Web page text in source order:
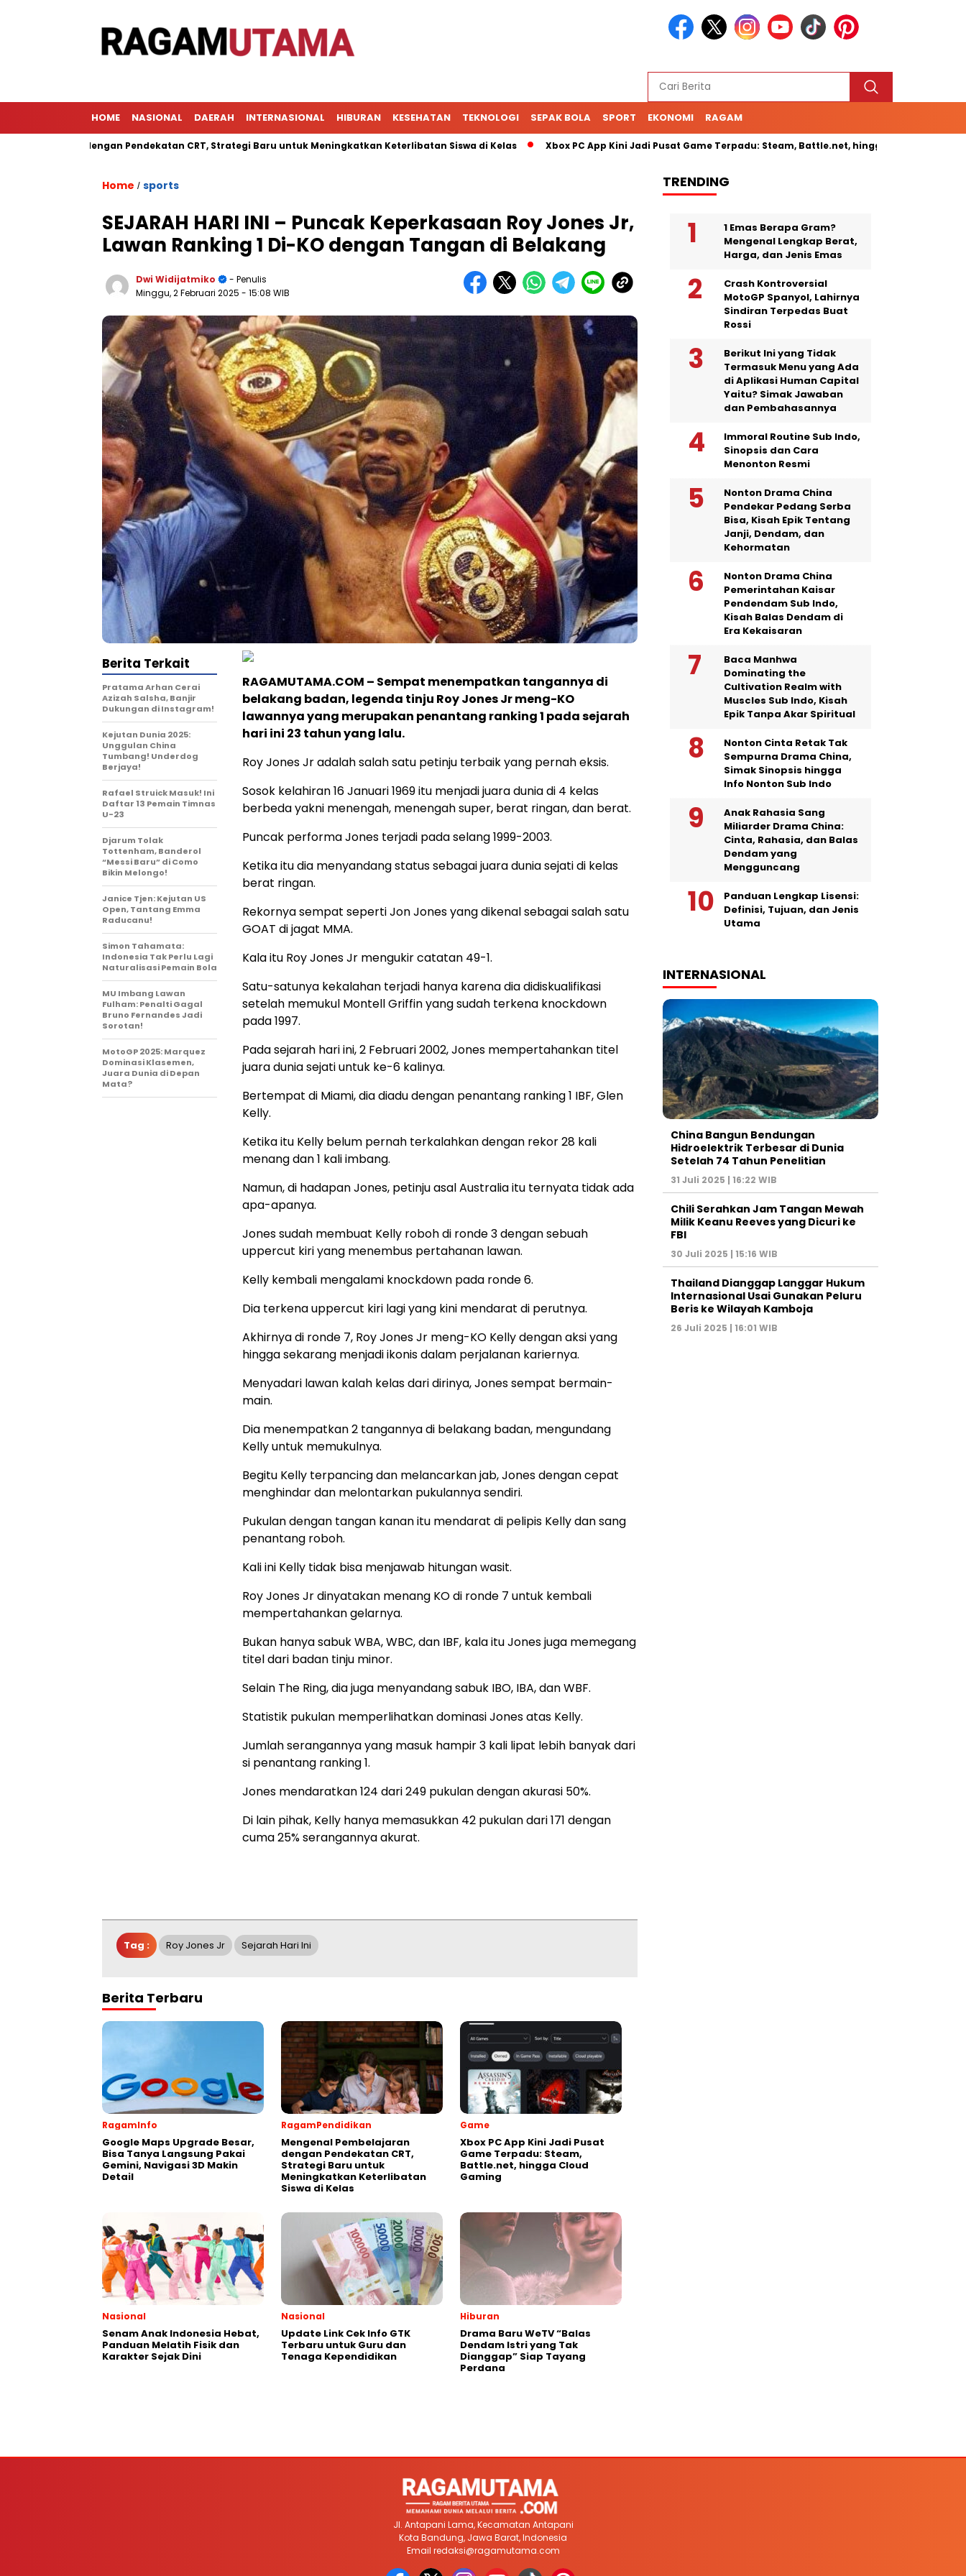
HOME NASIONAL DAERAH INTERNASIONAL HIBURAN KESEHATAN TEKNOLOGI SEPAK BOLA SPORT EKONOMI RAGAM
dengan Pendekatan CRT, Strategi Baru untuk Meningkatkan Keterlibatan Siswa di Kelas Xbox PC App Kini Jadi Pusat Game Terpadu: Steam, Battle.net, hingga Cloud Gaming
Home / sports
SEJARAH HARI INI – Puncak Keperkasaan Roy Jones Jr,
Lawan Ranking 1 Di-KO dengan Tangan di Belakang
Dwi Widijatmiko
- Penulis
Minggu, 2 Februari 2025 - 15:08 WIB
RAGAMUTAMA.COM – Sempat menempatkan tangannya di
belakang badan, legenda tinju Roy Jones Jr meng-KO
lawannya yang merupakan penantang ranking 1 pada sejarah
hari ini 23 tahun yang lalu.
Roy Jones Jr adalah salah satu petinju terbaik yang pernah eksis.
Sosok kelahiran 16 Januari 1969 itu menjadi juara dunia di 4 kelas
berbeda yakni menengah, menengah super, berat ringan, dan berat.
Puncak performa Jones terjadi pada selang 1999-2003.
Ketika itu dia menyandang status sebagai juara dunia sejati di kelas
berat ringan.
Rekornya sempat seperti Jon Jones yang dikenal sebagai salah satu
GOAT di jagat MMA.
Kala itu Roy Jones Jr mengukir catatan 49-1.
Satu-satunya kekalahan terjadi hanya karena dia didiskualifikasi
setelah memukul Montell Griffin yang sudah terkena knockdown
pada 1997.
Pada sejarah hari ini, 2 Februari 2002, Jones mempertahankan titel
juara dunia sejati untuk ke-6 kalinya.
Bertempat di Miami, dia diadu dengan penantang ranking 1 IBF, Glen
Kelly.
Ketika itu Kelly belum pernah terkalahkan dengan rekor 28 kali
menang dan 1 kali imbang.
Namun, di hadapan Jones, petinju asal Australia itu ternyata tidak ada
apa-apanya.
Jones sudah membuat Kelly roboh di ronde 3 dengan sebuah
uppercut kiri yang menembus pertahanan lawan.
Kelly kembali mengalami knockdown pada ronde 6.
Dia terkena uppercut kiri lagi yang kini mendarat di perutnya.
Akhirnya di ronde 7, Roy Jones Jr meng-KO Kelly dengan aksi yang
hingga sekarang menjadi ikonis dalam perjalanan kariernya.
Menyadari lawan kalah kelas dari dirinya, Jones sempat bermain-
main.
Dia menempatkan 2 tangannya di belakang badan, mengundang
Kelly untuk memukulnya.
Begitu Kelly terpancing dan melancarkan jab, Jones dengan cepat
menghindar dan melontarkan pukulannya sendiri.
Pukulan dengan tangan kanan itu mendarat di pelipis Kelly dan sang
penantang roboh.
Kali ini Kelly tidak bisa menjawab hitungan wasit.
Roy Jones Jr dinyatakan menang KO di ronde 7 untuk kembali
mempertahankan gelarnya.
Bukan hanya sabuk WBA, WBC, dan IBF, kala itu Jones juga memegang
titel dari badan tinju minor.
Selain The Ring, dia juga menyandang sabuk IBO, IBA, dan WBF.
Statistik pukulan memperlihatkan dominasi Jones atas Kelly.
Jumlah serangannya yang masuk hampir 3 kali lipat lebih banyak dari
si penantang ranking 1.
Jones mendaratkan 124 dari 249 pukulan dengan akurasi 50%.
Di lain pihak, Kelly hanya memasukkan 42 pukulan dari 171 dengan
cuma 25% serangannya akurat.
Berita Terkait
Pratama Arhan Cerai
Azizah Salsha, Banjir
Dukungan di Instagram!
Kejutan Dunia 2025:
Unggulan China
Tumbang! Underdog
Berjaya!
Rafael Struick Masuk! Ini
Daftar 13 Pemain Timnas
U-23
Djarum Tolak
Tottenham, Banderol
“Messi Baru” di Como
Bikin Melongo!
Janice Tjen: Kejutan US
Open, Tantang Emma
Raducanu!
Simon Tahamata:
Indonesia Tak Perlu Lagi
Naturalisasi Pemain Bola
MU Imbang Lawan
Fulham: Penalti Gagal
Bruno Fernandes Jadi
Sorotan!
MotoGP 2025: Marquez
Dominasi Klasemen,
Juara Dunia di Depan
Mata?
Tag : Roy Jones Jr Sejarah Hari Ini
Berita Terbaru
RagamInfo
Google Maps Upgrade Besar,
Bisa Tanya Langsung Pakai
Gemini, Navigasi 3D Makin
Detail
RagamPendidikan
Mengenal Pembelajaran
dengan Pendekatan CRT,
Strategi Baru untuk
Meningkatkan Keterlibatan
Siswa di Kelas
Game
Xbox PC App Kini Jadi Pusat
Game Terpadu: Steam,
Battle.net, hingga Cloud
Gaming
Nasional
Senam Anak Indonesia Hebat,
Panduan Melatih Fisik dan
Karakter Sejak Dini
Nasional
Update Link Cek Info GTK
Terbaru untuk Guru dan
Tenaga Kependidikan
Hiburan
Drama Baru WeTV “Balas
Dendam Istri yang Tak
Dianggap” Siap Tayang
Perdana
TRENDING
1 Emas Berapa Gram?
Mengenal Lengkap Berat,
Harga, dan Jenis Emas
Crash Kontroversial
MotoGP Spanyol, Lahirnya
Sindiran Terpedas Buat
Rossi
Berikut Ini yang Tidak
Termasuk Menu yang Ada
di Aplikasi Human Capital
Yaitu? Simak Jawaban
dan Pembahasannya
Immoral Routine Sub Indo,
Sinopsis dan Cara
Menonton Resmi
Nonton Drama China
Pendekar Pedang Serba
Bisa, Kisah Epik Tentang
Janji, Dendam, dan
Kehormatan
Nonton Drama China
Pemerintahan Kaisar
Pendendam Sub Indo,
Kisah Balas Dendam di
Era Kekaisaran
Baca Manhwa
Dominating the
Cultivation Realm with
Muscles Sub Indo, Kisah
Epik Tanpa Akar Spiritual
Nonton Cinta Retak Tak
Sempurna Drama China,
Simak Sinopsis hingga
Info Nonton Sub Indo
Anak Rahasia Sang
Miliarder Drama China:
Cinta, Rahasia, dan Balas
Dendam yang
Mengguncang
Panduan Lengkap Lisensi:
Definisi, Tujuan, dan Jenis
Utama
INTERNASIONAL
China Bangun Bendungan
Hidroelektrik Terbesar di Dunia
Setelah 74 Tahun Penelitian
31 Juli 2025 | 16:22 WIB
Chili Serahkan Jam Tangan Mewah
Milik Keanu Reeves yang Dicuri ke
FBI
30 Juli 2025 | 15:16 WIB
Thailand Dianggap Langgar Hukum
Internasional Usai Gunakan Peluru
Beris ke Wilayah Kamboja
26 Juli 2025 | 16:01 WIB
Jl. Antapani Lama, Kecamatan Antapani
Kota Bandung, Jawa Barat, Indonesia
Email redaksi@ragamutama.com